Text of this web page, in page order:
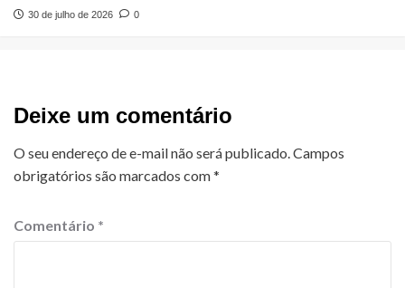
30 de julho de 2026 0
Deixe um comentário
O seu endereço de e-mail não será publicado.Campos
obrigatórios são marcados com*
Comentário *